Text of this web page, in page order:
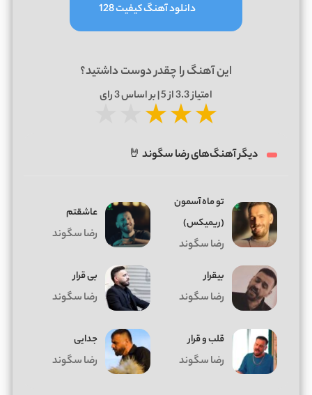
دانلود آهنگ کیفیت 128
این آهنگ را چقدر دوست داشتید؟
امتیاز3.3از 5 | بر اساس 3رای
★★★
دیگر آهنگ‌های رضا سگوند 🤘
تو ماه آسمون
(ریمیکس)
رضا سگوند
عاشقتم
رضا سگوند
بیقرار
رضا سگوند
بی قرار
رضا سگوند
قلب و قرار
رضا سگوند
جدایی
رضا سگوند